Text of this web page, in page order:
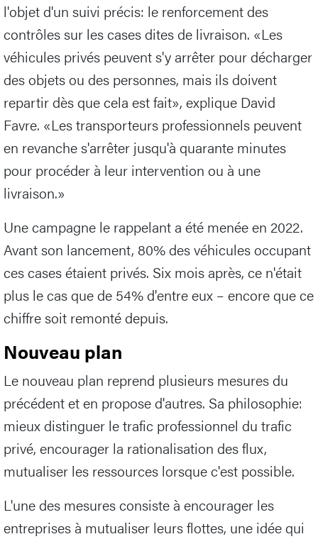
l'objet d'un suivi précis: le renforcement des
contrôles sur les cases dites de livraison. «Les
véhicules privés peuvent s'y arrêter pour décharger
des objets ou des personnes, mais ils doivent
repartir dès que cela est fait», explique David
Favre. «Les transporteurs professionnels peuvent
en revanche s'arrêter jusqu'à quarante minutes
pour procéder à leur intervention ou à une
livraison.»
Une campagne le rappelant a été menée en 2022.
Avant son lancement, 80% des véhicules occupant
ces cases étaient privés. Six mois après, ce n'était
plus le cas que de 54% d'entre eux – encore que ce
chiffre soit remonté depuis.
Nouveau plan
Le nouveau plan reprend plusieurs mesures du
précédent et en propose d'autres. Sa philosophie:
mieux distinguer le trafic professionnel du trafic
privé, encourager la rationalisation des flux,
mutualiser les ressources lorsque c'est possible.
L'une des mesures consiste à encourager les
entreprises à mutualiser leurs flottes, une idée qui